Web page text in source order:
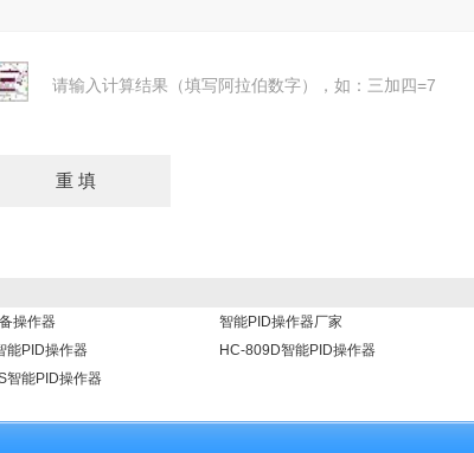
请输入计算结果（填写阿拉伯数字），如：三加四=7
操作器
智能PID操作器厂家
能PID操作器
HC-809D智能PID操作器
智能PID操作器